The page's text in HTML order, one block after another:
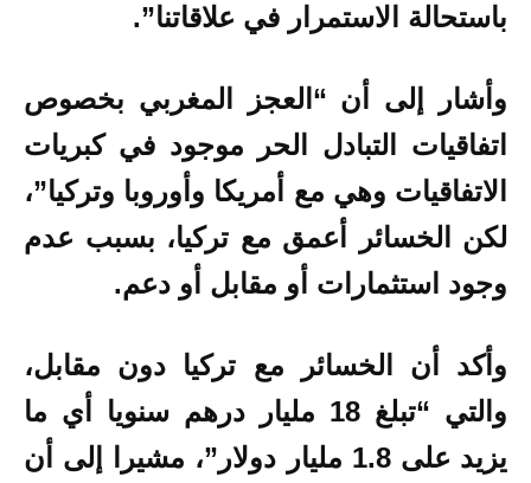
باستحالة الاستمرار في علاقاتنا”.
وأشار إلى أن “العجز المغربي بخصوص
اتفاقيات التبادل الحر موجود في كبريات
الاتفاقيات وهي مع أمريكا وأوروبا وتركيا”،
لكن الخسائر أعمق مع تركيا، بسبب عدم
وجود استثمارات أو مقابل أو دعم.
وأكد أن الخسائر مع تركيا دون مقابل،
والتي “تبلغ 18 مليار درهم سنويا أي ما
يزيد على 1.8 مليار دولار”، مشيرا إلى أن